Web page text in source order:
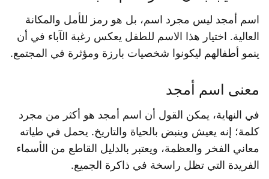
اسم أمجد ليس مجرد اسم، بل هو رمز للأمل والمكانة
العالية. اختيار هذا الاسم للطفل يعكس رغبة الآباء في أن
ينمو أطفالهم ليكونوا شخصيات بارزة ومؤثرة في المجتمع.
معنى اسم أمجد
في النهاية، يمكن القول أن اسم أمجد هو أكثر من مجرد
كلمة؛ إنه يعيش وينبض بالحياة والتاريخ. يحمل في طياته
معاني الفخر والعظمة، ويعتبر بالدليل القاطع من الأسماء
الفريدة التي تظل راسخة في ذاكرة الجميع.